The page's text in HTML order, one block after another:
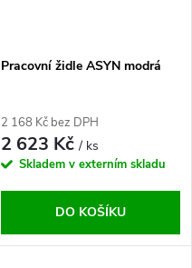
Pracovní židle ASYN modrá
2 168 Kč bez DPH
2 623 Kč/ ks
Skladem v externím skladu
DO KOŠÍKU